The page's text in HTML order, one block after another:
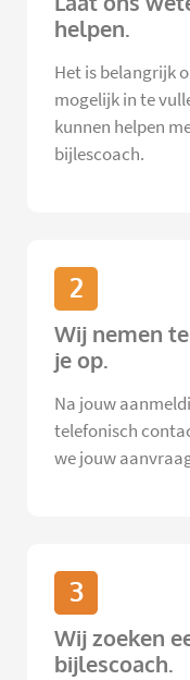
helpen.
Het is belangrijk
mogelijk in te
kunnen helpen
bijlescoach.
2
Wij nemen
je op.
Na jouw
telefonisch
we jouw
3
Wij zoeken
bijlescoach.